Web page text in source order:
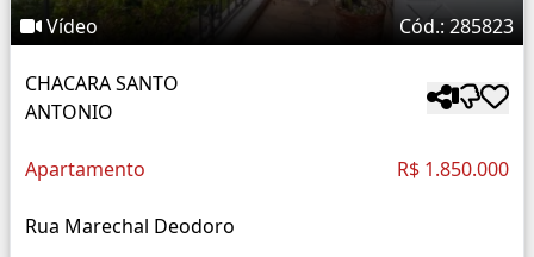
Vídeo Cód.: 285823
CHACARA SANTO
ANTONIO
Apartamento R$ 1.850.000
Rua Marechal Deodoro